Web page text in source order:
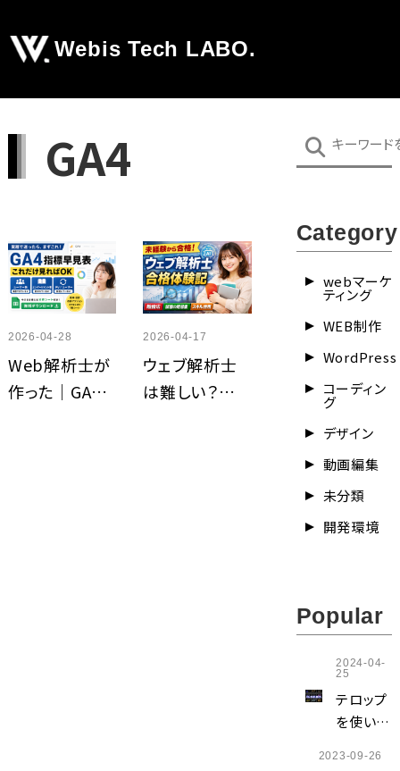
Webis Tech LABO.
GA4
2026-04-28
Web解析士が
作った｜GA4
2026-04-17
ウェブ解析士
は難しい？未
Category
webマーケ
ティング
WEB制作
WordPress
コーディン
グ
デザイン
動画編集
未分類
開発環境
Popular
2024-04-
25
テロップ
を使い回
2023-09-26